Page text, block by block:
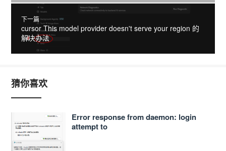
下一篇
cursor This model provider doesn't serve your region 的
解决办法
猜你喜欢
Error response from daemon: login
attempt to